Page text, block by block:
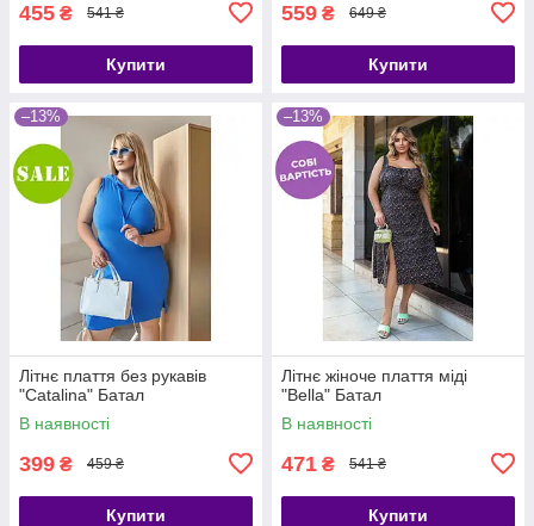
455 ₴ 541 ₴
Купити
559 ₴ 649 ₴
Купити
–13%
Літнє плаття без рукавів
"Catalina" Батал
В наявності
399 ₴ 459 ₴
Купити
–13%
Літнє жіноче плаття міді
"Bella" Батал
В наявності
471 ₴ 541 ₴
Купити